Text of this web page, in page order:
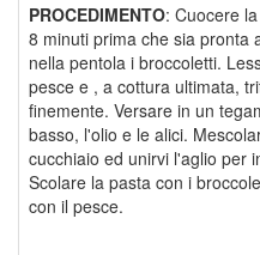
PROCEDIMENTO: Cuocere
8 minuti prima che sia pronta
nella pentola i broccoletti.
pesce e , a cottura ultimata,
finemente. Versare in un
basso, l'olio e le alici.
cucchiaio ed unirvi l'aglio per
Scolare la pasta con i
con il pesce.